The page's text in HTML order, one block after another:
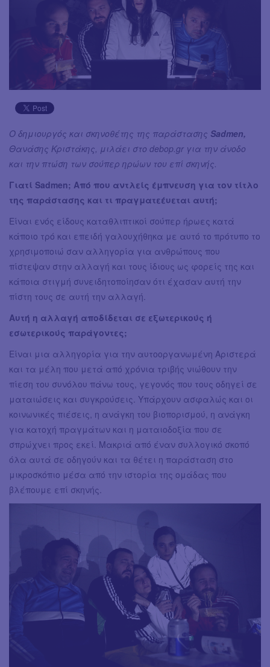
Ο δημιουργός και σκηνοθέτης της παράστασης Sadmen,
Θανάσης Κριστάκης, μιλάει στο debop.gr για την άνοδο
και την πτώση των σούπερ ηρώων του επί σκηνής.
Γιατί Sadmen; Από που αντλείς έμπνευση για τον τίτλο
της παράστασης και τι πραγματεέυεται αυτή;
Είναι ενός είδους καταθλιπτικοί σούπερ ήρωες κατά
κάποιο τρό και επειδή γαλουχήθηκα με αυτό το πρότυπο το
χρησιμοποιώ σαν αλληγορία για ανθρώπους που
πίστεψαν στην αλλαγή και τους ίδιους ως φορείς της και
κάποια στιγμή συνειδητοποίησαν ότι έχασαν αυτή την
πίστη τους σε αυτή την αλλαγή.
Αυτή η αλλαγή αποδίδεται σε εξωτερικούς ή
εσωτερικούς παράγοντες;
Είναι μια αλληγορία για την αυτοοργανωμένη Αριστερά
και τα μέλη που μετά από χρόνια τριβής νιώθουν την
πίεση του συνόλου πάνω τους, γεγονός που τους οδηγεί σε
ματαιώσεις και συγκρούσεις. Υπάρχουν ασφαλώς και οι
κοινωνικές πιέσεις, η ανάγκη του βιοπορισμού, η ανάγκη
για κατοχή πραγμάτων και η ματαιοδοξία που σε
σπρώχνει προς εκεί. Μακριά από έναν συλλογικό σκοπό
όλα αυτά σε οδηγούν και τα θέτει η παράσταση στο
μικροσκόπιο μέσα από την ιστορία της ομάδας που
βλέπουμε επί σκηνής.